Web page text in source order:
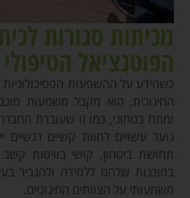
מכיתות סגורות
הפוטנציאל
כשהידע על ההשפעות
החינוכית, הוא מקבל משמעות
ומתח בטחוני, כמו זו שעוברת
נוער עשויים לחוות קשיים רגשיים
תחושת ביטחון, קושי בוויסות
במוכנות שלהם ללמידה ולהגביר
משמעותי על הצוותים החינוכיים.